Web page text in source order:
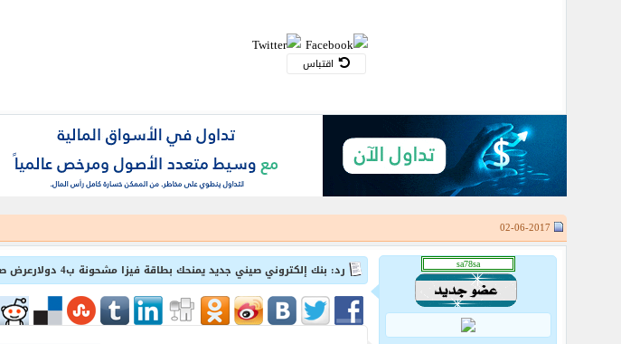
اقتباس
رد: بنك إلكتروني صيني جديد يمنحك بطاقة فيزا مشحونة ب4 دولارعرض صالح لغاية 31 يناير